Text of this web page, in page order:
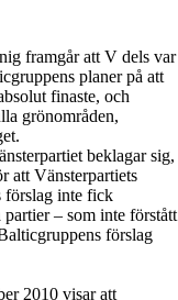
framgår att V dels var
planer på att
finaste, och
grönområden,
beklagar sig,
att Vänsterpartiets
förslag inte fick
– som inte förstått
förslag
2010 visar att